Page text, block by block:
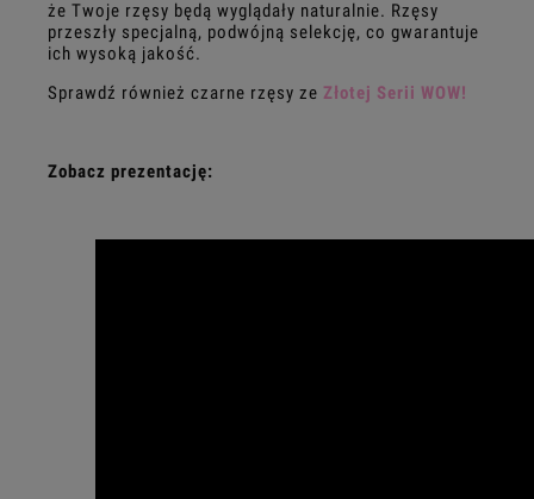
że Twoje rzęsy będą wyglądały naturalnie. Rzęsy
przeszły specjalną, podwójną selekcję, co gwarantuje
ich wysoką jakość.
Sprawdź również czarne rzęsy ze Złotej Serii WOW!
Zobacz prezentację: